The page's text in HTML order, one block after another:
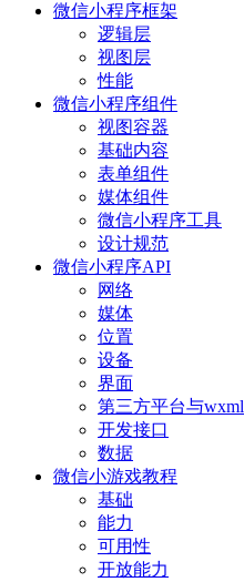
微信小程序框架
逻辑层
视图层
性能
微信小程序组件
视图容器
基础内容
表单组件
媒体组件
微信小程序工具
设计规范
微信小程序API
网络
媒体
位置
设备
界面
第三方平台与wxml
开发接口
数据
微信小游戏教程
基础
能力
可用性
开放能力